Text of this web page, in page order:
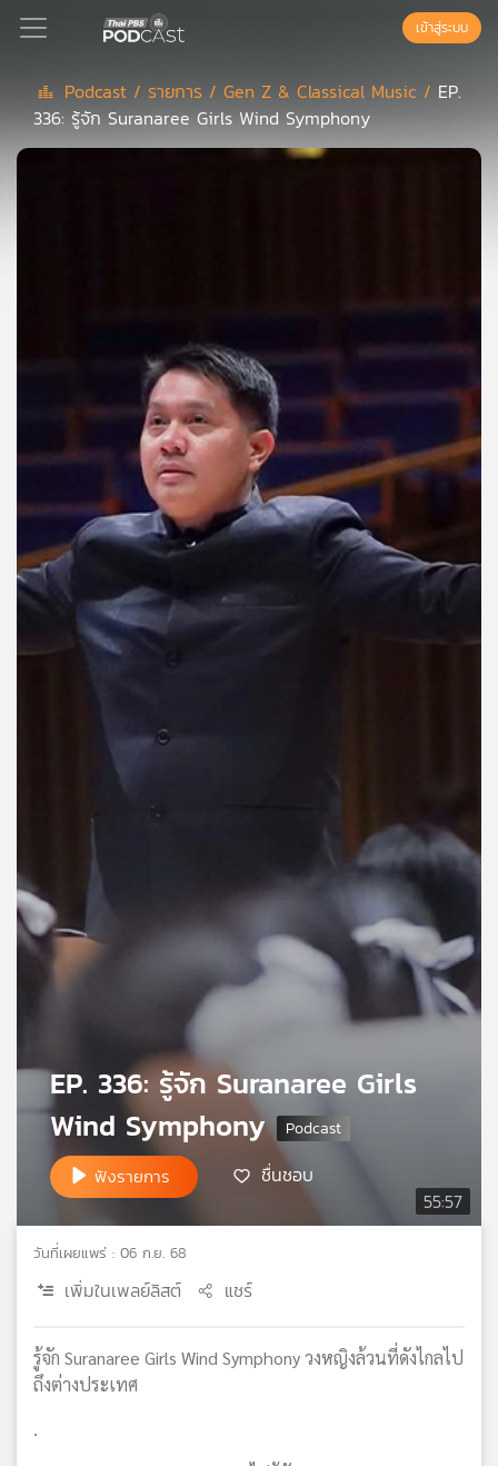
Podcast
สต์
คุณ
เพลง
เกี่ยว
กับ
เรา
วิทยุ
แผนที่
เครือ
เข้าสู่ระบบ
Podcast / รายการ /Gen Z & Classical Music / EP.
336: รู้จัก Suranaree Girls Wind Symphony
55:57
EP. 336: รู้จัก Suranaree Girls
Wind Symphony
ฟังรายการ ชื่นชอบ
วันที่เผยแพร่ : 06 ก.ย. 68
เพิ่มในเพลย์ลิสต์ แชร์
รู้จัก Suranaree Girls Wind Symphony วงหญิงล้วนที่ดังไกลไป
ถึงต่างประเทศ
.